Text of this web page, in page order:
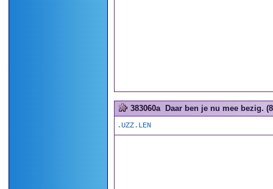
383060a Daar ben je nu mee bezig.
.UZZ.LEN